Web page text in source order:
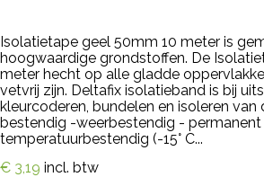
Isolatietape geel 50mm 10 meter is
hoogwaardige grondstoffen. De
meter hecht op alle gladde
vetvrij zijn. Deltafix isolatieband is bij
kleurcoderen, bundelen en isoleren van
bestendig -weerbestendig -
temperatuurbestendig (-15° C...
€ 3,19 incl. btw